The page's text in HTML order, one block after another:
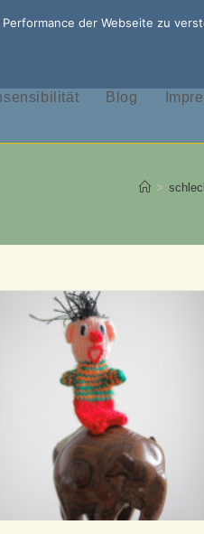
Blog
>
der Webseite zu